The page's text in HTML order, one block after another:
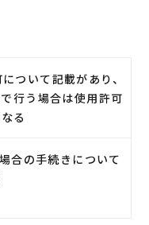
ついて記載があり、
行う場合は使用許可
る
合の手続きについて